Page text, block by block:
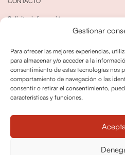
Gestionar
Para ofrecer las mejores experiencias,
para almacenar y/o acceder a la
consentimiento de estas tecnologías nos
comportamiento de navegación o las
consentir o retirar el consentimiento,
características y funciones.
Solicitar información
Política de cookies
Política dedevoluciones y cancelaciones